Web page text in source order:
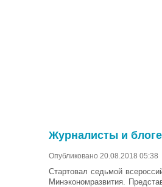
Журналисты и
Опубликовано 20.08.2018 05:38
Стартовал седьмой
Минэкономразвития.